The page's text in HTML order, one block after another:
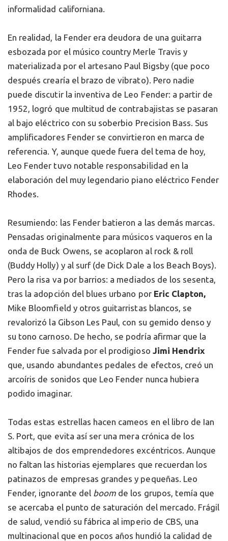
informalidad californiana.
En realidad, la Fender era deudora de una guitarra
esbozada por el músico country Merle Travis y
materializada por el artesano Paul Bigsby (que poco
después crearía el brazo de vibrato). Pero nadie
puede discutir la inventiva de Leo Fender: a partir de
1952, logró que multitud de contrabajistas se pasaran
al bajo eléctrico con su soberbio Precision Bass. Sus
amplificadores Fender se convirtieron en marca de
referencia. Y, aunque quede fuera del tema de hoy,
Leo Fender tuvo notable responsabilidad en la
elaboración del muy legendario piano eléctrico Fender
Rhodes.
Resumiendo: las Fender batieron a las demás marcas.
Pensadas originalmente para músicos vaqueros en la
onda de Buck Owens, se acoplaron al rock & roll
(Buddy Holly) y al surf (de Dick Dale a los Beach Boys).
Pero la risa va por barrios: a mediados de los sesenta,
tras la adopción del blues urbano por Eric Clapton,
Mike Bloomfield y otros guitarristas blancos, se
revalorizó la Gibson Les Paul, con su gemido denso y
su tono carnoso. De hecho, se podría afirmar que la
Fender fue salvada por el prodigioso Jimi Hendrix
que, usando abundantes pedales de efectos, creó un
arcoíris de sonidos que Leo Fender nunca hubiera
podido imaginar.
Todas estas estrellas hacen cameos en el libro de Ian
S. Port, que evita así ser una mera crónica de los
altibajos de dos emprendedores excéntricos. Aunque
no faltan las historias ejemplares que recuerdan los
patinazos de empresas grandes y pequeñas. Leo
Fender, ignorante del boom de los grupos, temía que
se acercaba el punto de saturación del mercado. Frágil
de salud, vendió su fábrica al imperio de CBS, una
multinacional que en pocos años hundió la calidad de